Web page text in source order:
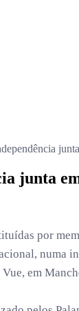
junta
por
numa
em